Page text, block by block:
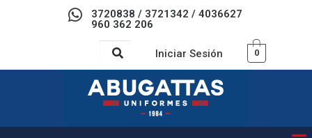
3720838 / 3721342 / 4036627
960 362 206
Iniciar Sesión 0